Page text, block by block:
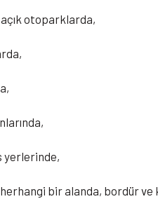
açık otoparklarda,
yerlerinde,
bir alanda, bordür ve